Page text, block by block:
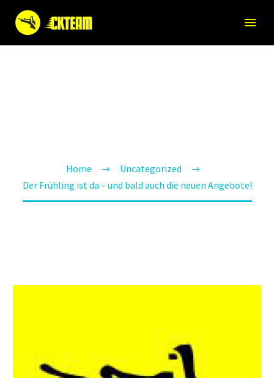
Home
Uncategorized
Der Frühling ist da – und bald auch die neuen Angebote!